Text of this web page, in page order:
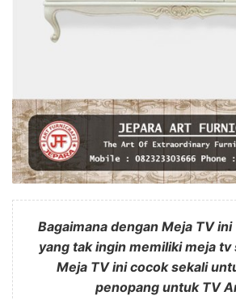
Bagaimana dengan Meja TV ini
yang tak ingin memiliki meja tv
Meja TV ini cocok sekali
penopang untuk TV